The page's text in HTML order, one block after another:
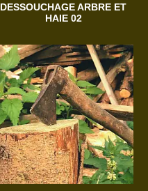
DESSOUCHAGE ARBRE ET
HAIE 02